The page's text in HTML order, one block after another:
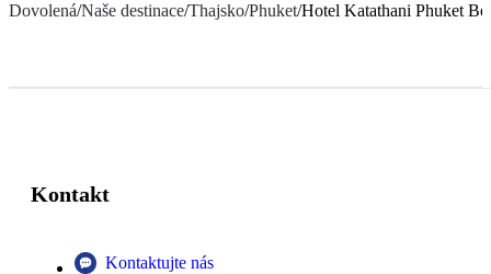
Dovolená/Naše destinace/Thajsko/Phuket/Hotel Katathani Phuket
Kontakt
Kontaktujte nás